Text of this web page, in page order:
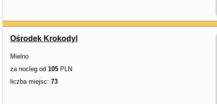
Ośrodek Krokodyl
Mielno
za nocleg od 105 PLN
liczba miejsc: 73